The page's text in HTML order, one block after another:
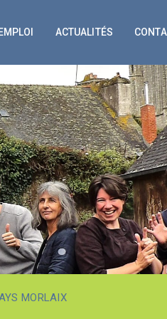
EMPLOI ACTUALITÉS
MORLAIX